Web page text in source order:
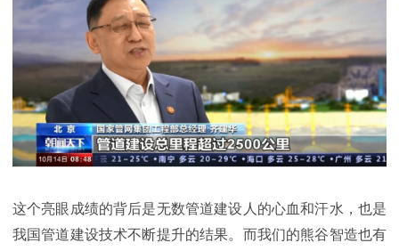
这个亮眼成绩的背后是无数管道建设人的心血和汗水，也是
我国管道建设技术不断提升的结果。而我们的熊谷智造也有